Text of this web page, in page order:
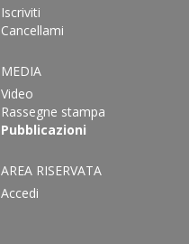
Iscriviti
Cancellami
MEDIA
Video
Rassegne stampa
Pubblicazioni
AREA RISERVATA
Accedi